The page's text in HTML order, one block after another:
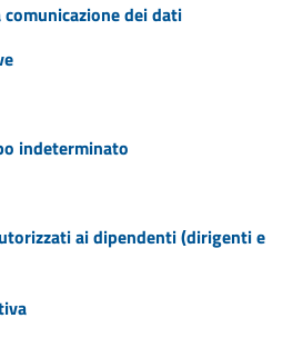
dei dati
indeterminato
ai dipendenti (dirigenti e